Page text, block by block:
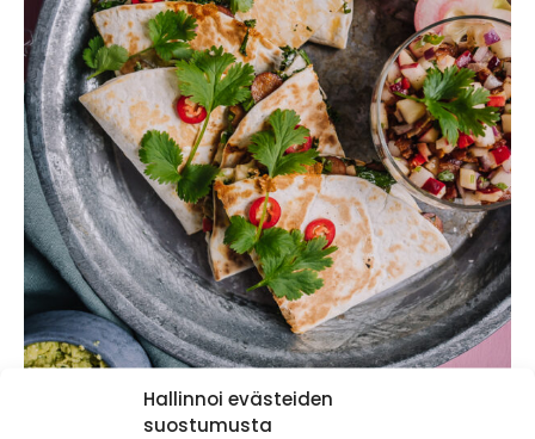
Hallinnoi evästeiden
suostumusta